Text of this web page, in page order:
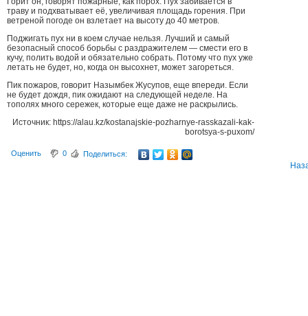
траву и подхватывает её, увеличивая площадь горения. При
ветреной погоде он взлетает на высоту до 40 метров.
Поджигать пух ни в коем случае нельзя. Лучший и самый
безопасный способ борьбы с раздражителем — смести его в
кучу, полить водой и обязательно собрать. Потому что пух уже
летать не будет, но, когда он высохнет, может загореться.
Пик пожаров, говорит Назымбек Жусупов, еще впереди. Если
не будет дождя, пик ожидают на следующей неделе. На
тополях много сережек, которые еще даже не раскрылись.
Источник: https://alau.kz/kostanajskie-pozharnye-rasskazali-kak-
borotsya-s-puxom/
Оценить 0 Поделиться: